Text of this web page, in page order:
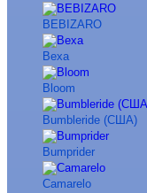
BEBIZARO
Bexa
Bloom
Bumbleride (США)
Bumprider
Camarelo